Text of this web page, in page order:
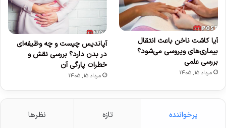
آیا کاشت ناخن باعث انتقال
بیماری‌های ویروسی می‌شود؟
بررسی علمی
مرداد 15, 1405
آپاندیس چیست و چه وظیفه‌ای
در بدن دارد؟ بررسی نقش و
خطرات پارگی آن
مرداد 15, 1405
پرخواننده تازه نظرها